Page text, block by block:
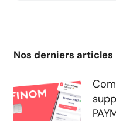
Nos derniers articles